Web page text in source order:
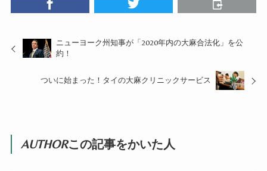
ニューヨーク州知事が「2020年内の大麻合法化」を公
約！
ついに始まった！タイの大麻クリニックサービス
AUTHORこの記事をかいた人